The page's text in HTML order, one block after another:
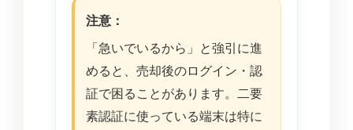
注意：
「急いでいるから」と強引に進
めると、売却後のログイン・認
証で困ることがあります。二要
素認証に使っている端末は特に